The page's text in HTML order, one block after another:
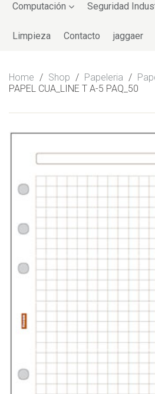
Computación Seguridad
Limpieza Contacto jaggaer
Home / Shop / Papeleria /
PAPEL CUA_LINE T A-5 PAQ_50